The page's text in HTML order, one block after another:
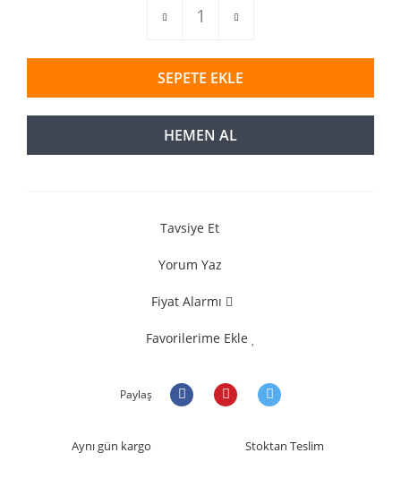
SEPETE EKLE
HEMEN AL
Tavsiye Et
Yorum Yaz
Fiyat Alarmı
Favorilerime Ekle
Paylaş
Aynı gün kargo Stoktan Teslim